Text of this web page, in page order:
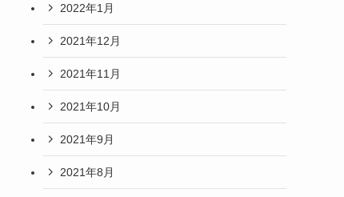
2022年1月
2021年12月
2021年11月
2021年10月
2021年9月
2021年8月